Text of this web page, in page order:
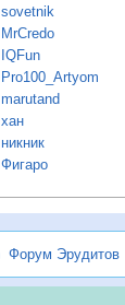
sovetnik
MrCredo
IQFun
Pro100_Artyom
marutand
хан
никник
Фигаро
Форум Эрудитов